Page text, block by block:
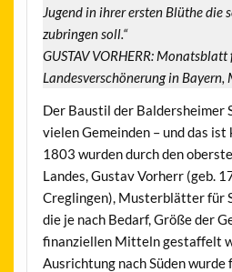
Jugend in ihrer ersten Blüthe die
zubringen soll.“
GUSTAV VORHERR:
Landesverschönerung in
Der Baustil der Baldersheimer
vielen Gemeinden – und das ist
1803 wurden durch den
Landes, Gustav Vorherr (geb.
Creglingen), Musterblätter für
die je nach Bedarf, Größe der
finanziellen Mitteln gestaffelt
Ausrichtung nach Süden